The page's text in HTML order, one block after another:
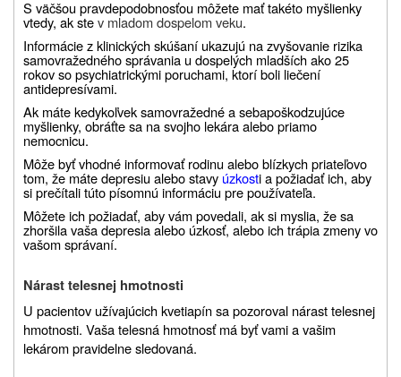
S väčšou pravdepodobnosťou môžete mať takéto myšlienky
vtedy, ak stev mladom dospelom veku.
Informácie z klinických skúšaní ukazujú na zvyšovanie rizika
samovražedného správania u dospelých mladších ako 25
rokov so psychiatrickými poruchami, ktorí boli liečení
antidepresívami.
Ak máte kedykoľvek samovražedné a sebapoškodzujúce
myšlienky, obráťte sa na svojho lekára alebo priamo
nemocnicu.
Môže byť vhodné informovať rodinu alebo blízkych priateľovo
tom, že máte depresiu alebo stavy úzkosti a požiadať ich, aby
si prečítali túto písomnú informáciu pre používateľa.
Môžete ich požiadať, aby vám povedali, ak si myslia, že sa
zhoršila vaša depresia alebo úzkosť, alebo ich trápia zmeny vo
vašom správaní.
Nárast telesnej hmotnosti
U pacientov užívajúcich kvetiapín sa pozoroval nárast telesnej
hmotnosti. Vaša telesná hmotnosť má byť vami a vašim
lekárom pravidelne sledovaná.